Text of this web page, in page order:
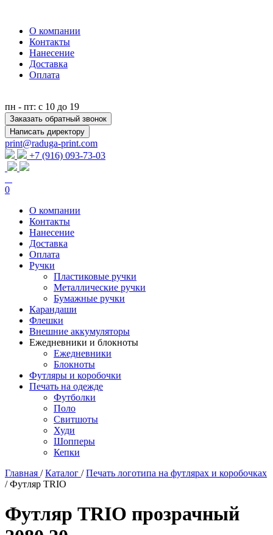
О компании
Контакты
Нанесение
Доставка
Оплата
пн - пт: с 10 до 19
Заказать обратный звонок
Написать директору
print@raduga-print.com
+7 (916) 093-73-03
0
О компании
Контакты
Нанесение
Доставка
Оплата
Ручки
Пластиковые ручки
Металлические ручки
Бумажные ручки
Карандаши
Флешки
Внешние аккумуляторы
Ежедневники и блокноты
Ежедневники
Блокноты
Футляры и коробочки
Печать на одежде
Футболки
Поло
Свитшоты
Худи
Шопперы
Кепки
Главная / Каталог / Печать логотипа на футлярах и коробочках
/ Футляр TRIO
Футляр TRIO прозрачный